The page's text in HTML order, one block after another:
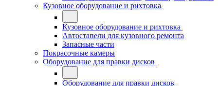
Кузовное оборудование и рихтовка
Кузовное оборудование и рихтовка
Автостапели для кузовного ремонта
Запасные части
Покрасочные камеры
Оборудование для правки дисков
Оборудование для правки дисков